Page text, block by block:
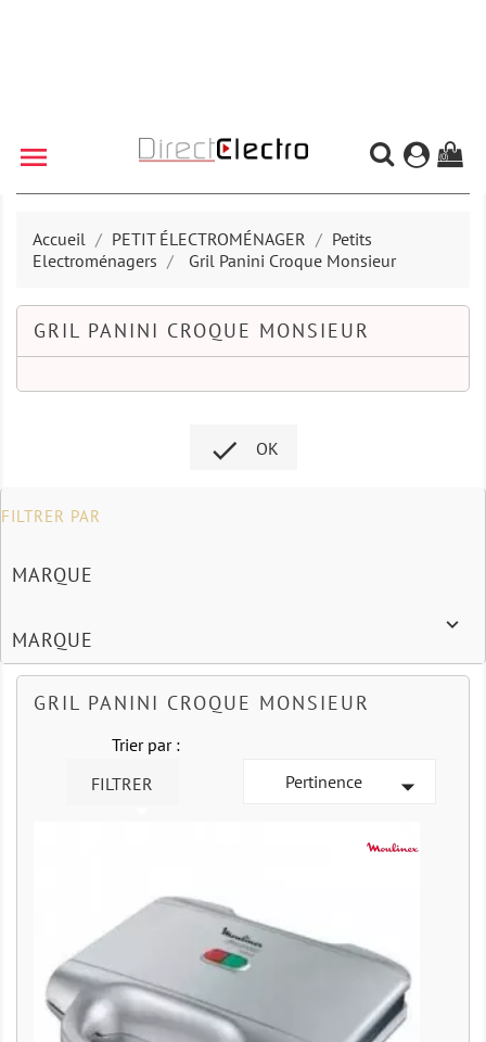
 (0)
Accueil PETIT ÉLECTROMÉNAGER
Petits
Electroménagers
Gril Panini Croque Monsieur
GRIL PANINI CROQUE MONSIEUR
 OK
FILTRER PAR
MARQUE
MARQUE

GRIL PANINI CROQUE MONSIEUR
Trier par :
Pertinence

FILTRER